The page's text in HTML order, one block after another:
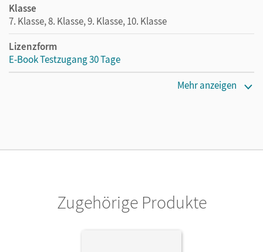
Klasse
7. Klasse, 8. Klasse, 9. Klasse, 10. Klasse
Lizenzform
E-Book Testzugang 30 Tage
Pirner, Fabian
Mehr anzeigen
Zugehörige Produkte